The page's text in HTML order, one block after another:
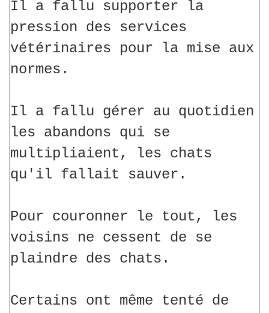
Il a fallu supporter la
pression des services
vétérinaires pour la mise aux
normes.
Il a fallu gérer au quotidien
les abandons qui se
multipliaient, les chats
qu'il fallait sauver.
Pour couronner le tout, les
voisins ne cessent de se
plaindre des chats.
Certains ont même tenté de